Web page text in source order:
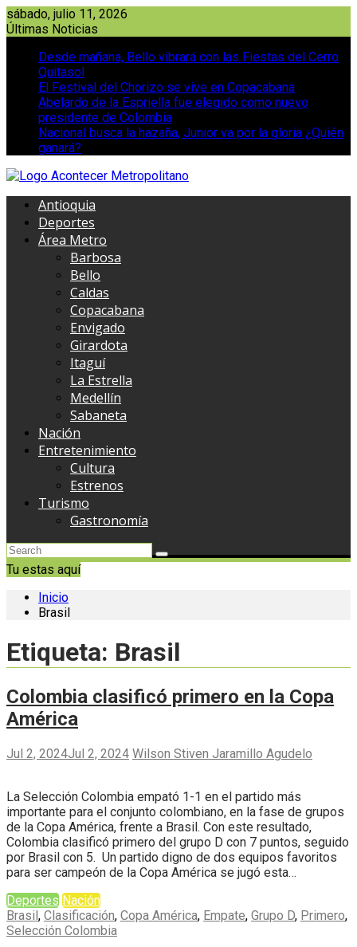
Saltar
al
sábado, julio 11, 2026
Últimas Noticias
Desde mañana, Bello vibrará con las Fiestas del Cerro
Quitasol
El Festival del Chorizo se vive en Copacabana
Abelardo de la Espriella fue elegido como nuevo
presidente de Colombia
Nacional busca la hazaña, Junior va por la gloria ¿Quién
ganará?
Antioquia
Deportes
Área Metro
Barbosa
Bello
Caldas
Copacabana
Envigado
Girardota
Itaguí
La Estrella
Medellín
Sabaneta
Nación
Entretenimiento
Cultura
Estrenos
Turismo
Gastronomía
Tu estas aquí
Inicio
Brasil
Etiqueta: Brasil
Colombia clasificó primero en la Copa
América
Jul 2, 2024Jul 2, 2024 Wilson Stiven Jaramillo Agudelo
La Selección Colombia empató 1-1 en el partido más
importante para el conjunto colombiano, en la fase de grupos
de la Copa América, frente a Brasil. Con este resultado,
Colombia clasificó primero del grupo D con 7 puntos, seguido
por Brasil con 5. Un partido digno de dos equipos favoritos
para ser campeón de la Copa América se jugó esta…
Deportes Nación
Brasil, Clasificación, Copa América, Empate, Grupo D, Primero,
Selección Colombia